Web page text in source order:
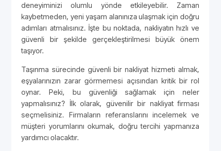
deneyiminizi olumlu yönde etkileyebilir. Zaman
kaybetmeden, yeni yaşam alanınıza ulaşmak için doğru
adımları atmalısınız. İşte bu noktada, nakliyatın hızlı ve
güvenli bir şekilde gerçekleştirilmesi büyük önem
taşıyor.
Taşınma sürecinde güvenli bir nakliyat hizmeti almak,
eşyalarınızın zarar görmemesi açısından kritik bir rol
oynar. Peki, bu güvenliği sağlamak için neler
yapmalısınız? İlk olarak, güvenilir bir nakliyat firması
seçmelisiniz. Firmaların referanslarını incelemek ve
müşteri yorumlarını okumak, doğru tercihi yapmanıza
yardımcı olacaktır.